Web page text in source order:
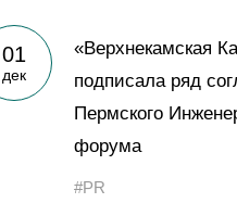
01
дек
«Верхнекамская
подписала ряд
Пермского
форума
#PR